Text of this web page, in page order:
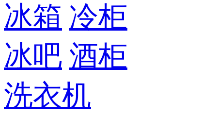
冰箱 冷柜
冰吧 酒柜
洗衣机